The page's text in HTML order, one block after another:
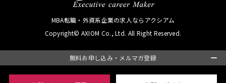
無料お申し込み・メルマガ登録
MBA転職・外資系企業の求人ならアクシアム
Copyright© AXIOM Co., Ltd. All Right Reserved.